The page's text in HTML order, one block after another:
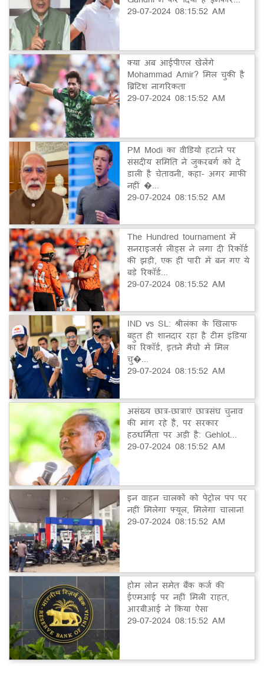
29-07-2024 08:15:52 AM
क्या अब आईपीएल खेलेंगे
Mohammad Amir? मिल चुकी है
ब्रिटिश नागरिकता
29-07-2024 08:15:52 AM
PM Modi का वीडियो हटाने पर
संसदीय समिति ने जुकरबर्ग को दे
डाली है चेतावनी, कहा- अगर माफी
नहीं �...
29-07-2024 08:15:52 AM
The Hundred tournament में
सनराइजर्स लीड्स ने लगा दी रिकॉर्ड
की झड़ी, एक ही पारी में बन गए ये
बड़े रिकॉर्ड...
29-07-2024 08:15:52 AM
IND vs SL: श्रीलंका के खिलाफ
बहुत ही शानदार रहा है टीम इंडिया
का रिकॉर्ड, इतने मैचों में मिल
चु�...
29-07-2024 08:15:52 AM
असंख्य छात्र-छात्राएं छात्रसंघ चुनाव
की मांग रहे हैं, पर सरकार
हठधर्मिता पर अड़ी है: Gehlot...
29-07-2024 08:15:52 AM
इन वाहन चालकों को पेट्रोल पंप पर
नहीं मिलेगा फ्यूल, मिलेगा चालान!
29-07-2024 08:15:52 AM
होम लोन समेत बैंक कर्ज की
ईएमआई पर नहीं मिली राहत,
आरबीआई ने किया ऐसा
29-07-2024 08:15:52 AM